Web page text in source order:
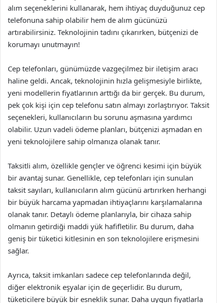
alım seçeneklerini kullanarak, hem ihtiyaç duyduğunuz cep
telefonuna sahip olabilir hem de alım gücünüzü
artırabilirsiniz. Teknolojinin tadını çıkarırken, bütçenizi de
korumayı unutmayın!
Cep telefonları, günümüzde vazgeçilmez bir iletişim aracı
haline geldi. Ancak, teknolojinin hızla gelişmesiyle birlikte,
yeni modellerin fiyatlarının arttığı da bir gerçek. Bu durum,
pek çok kişi için cep telefonu satın almayı zorlaştırıyor. Taksit
seçenekleri, kullanıcıların bu sorunu aşmasına yardımcı
olabilir. Uzun vadeli ödeme planları, bütçenizi aşmadan en
yeni teknolojilere sahip olmanıza olanak tanır.
Taksitli alım, özellikle gençler ve öğrenci kesimi için büyük
bir avantaj sunar. Genellikle, cep telefonları için sunulan
taksit sayıları, kullanıcıların alım gücünü artırırken herhangi
bir büyük harcama yapmadan ihtiyaçlarını karşılamalarına
olanak tanır. Detaylı ödeme planlarıyla, bir cihaza sahip
olmanın getirdiği maddi yük hafifletilir. Bu durum, daha
geniş bir tüketici kitlesinin en son teknolojilere erişmesini
sağlar.
Ayrıca, taksit imkanları sadece cep telefonlarında değil,
diğer elektronik eşyalar için de geçerlidir. Bu durum,
tüketicilere büyük bir esneklik sunar. Daha uygun fiyatlarla